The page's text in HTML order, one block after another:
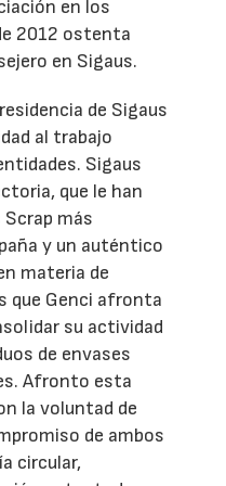
en los
2012 ostenta
en Sigaus.
de Sigaus
al trabajo
Sigaus
que le han
más
y un auténtico
materia de
que Genci afronta
su actividad
de envases
Afronto esta
la voluntad de
de ambos
circular,